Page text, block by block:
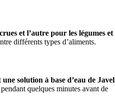
et l’autre pour les légumes et
différents types d’aliments.
une solution à base d’eau de Javel
quelques minutes avant de